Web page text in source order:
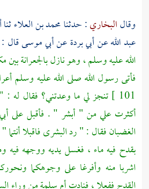
وقالالبخاري: حدثنامحمد بن العلاءثنا
عبد اللهعنأبي بردةعنأبي موسىقال
الله عليه وسلم ، وهو نازلبالجعرانةبين
فأتى رسول الله صلى الله عليه وسلم
101 ] تنجز لي ما وعدتني؟ فقال له
أكثرت علي من " أبشر " . فأقبل على
الغضبان فقال : " رد البشرى فاقبلا أنتما
بقدح فيه ماء ، فغسل يديه ووجهه
اشربا منه وأفرغا على وجوهكما